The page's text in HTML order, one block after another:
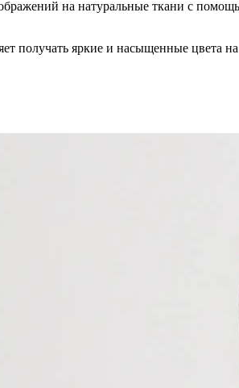
на натуральные ткани с
получать яркие и насыщенные цвета